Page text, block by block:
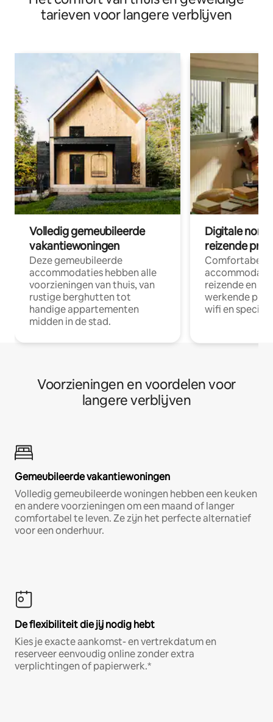
tarieven voor langere verblijven
Volledig gemeubileerde
vakantiewoningen
Deze gemeubileerde
accommodaties hebben alle
voorzieningen van thuis, van
rustige berghutten tot
handige appartementen
midden in de stad.
Digitale
reizende
Comfortabele
reizende en
werkende
wifi en
Voorzieningen en voordelen voor
langere verblijven
Gemeubileerde vakantiewoningen
Volledig gemeubileerde woningen hebben een keuken
en andere voorzieningen om een maand of langer
comfortabel te leven. Ze zijn het perfecte alternatief
voor een onderhuur.
De flexibiliteit die jij nodig hebt
Kies je exacte aankomst- en vertrekdatum en
reserveer eenvoudig online zonder extra
verplichtingen of papierwerk.*